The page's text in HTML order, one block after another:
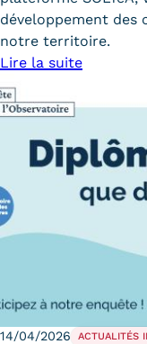
(VAPP)
développement des
notre territoire.
Lire la suite
14/04/2026 ACTUALITÉS